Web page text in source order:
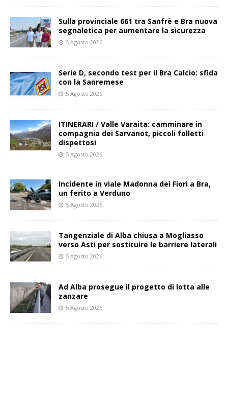
Sulla provinciale 661 tra Sanfrè e Bra nuova
segnaletica per aumentare la sicurezza
5 Agosto 2026
Serie D, secondo test per il Bra Calcio: sfida
con la Sanremese
5 Agosto 2026
ITINERARI / Valle Varaita: camminare in
compagnia dei Sarvanot, piccoli folletti
dispettosi
5 Agosto 2026
Incidente in viale Madonna dei Fiori a Bra,
un ferito a Verduno
5 Agosto 2026
Tangenziale di Alba chiusa a Mogliasso
verso Asti per sostituire le barriere laterali
5 Agosto 2026
Ad Alba prosegue il progetto di lotta alle
zanzare
5 Agosto 2026